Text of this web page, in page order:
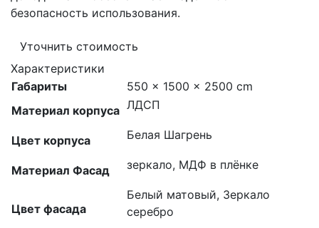
безопасность использования.
Уточнить стоимость
Характеристики
Габариты
550 × 1500 × 2500 cm
Материал корпуса ЛДСП
Цвет корпуса Белая Шагрень
Материал Фасад зеркало, МДФ в плёнке
Цвет фасада
Белый матовый, Зеркало
серебро